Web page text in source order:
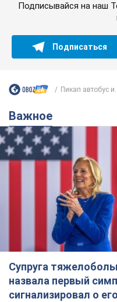
Подписывайся на наш
Подписаться
Пикап автобус
Важное
Супруга
назвала первый
сигнализировал о